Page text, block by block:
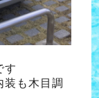
す
装も木目調